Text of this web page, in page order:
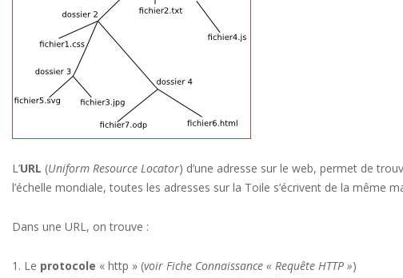
L’URL (Uniform Resource Locator) d’une adresse sur le web, permet de
l’échelle mondiale, toutes les adresses sur la Toile s’écrivent de la même
Dans une URL, on trouve :
Le protocole « http » (voir Fiche Connaissance « Requête HTTP »)